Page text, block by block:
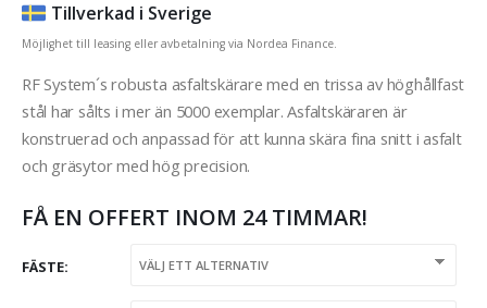
Tillverkad i Sverige
Möjlighet till leasing eller avbetalning via Nordea Finance.
RF System´s robusta asfaltskärare med en trissa av höghållfast
stål har sålts i mer än 5000 exemplar. Asfaltskäraren är
konstruerad och anpassad för att kunna skära fina snitt i asfalt
och gräsytor med hög precision.
FÅ EN OFFERT INOM 24 TIMMAR!
FÄSTE